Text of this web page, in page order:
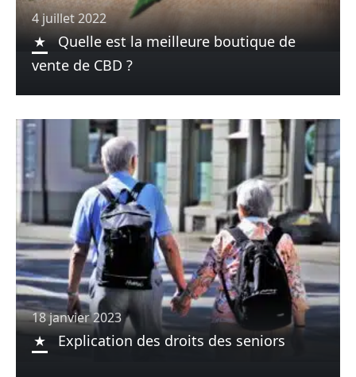
4 juillet 2022
Quelle est la meilleure boutique de
vente de CBD ?
18 janvier 2023
Explication des droits des seniors